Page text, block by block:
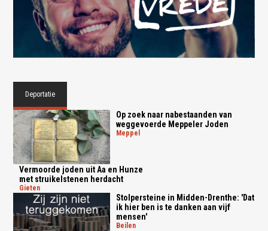
Deportatie
Op zoek naar nabestaanden van
weggevoerde Meppeler Joden
meppel
Vermoorde joden uit Aa en Hunze
met struikelstenen herdacht
gieten
Stolpersteine in Midden-Drenthe: 'Dat
ik hier ben is te danken aan vijf
mensen'
beilen